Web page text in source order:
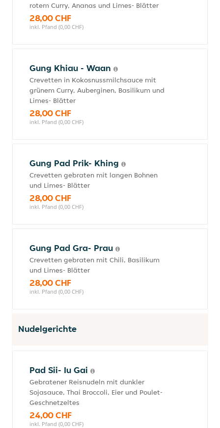
rotem Curry, Ananas und Limes- Blätter
28,00 CHF
inkl. Pfand (0,00 CHF)
Gung Khiau - Waan
Crevetten in Kokosnussmilchsauce mit
grünem Curry, Auberginen, Basilikum und
Limes- Blätter
28,00 CHF
inkl. Pfand (0,00 CHF)
Gung Pad Prik- Khing
Crevetten gebraten mit langen Bohnen
und Limes- Blätter
28,00 CHF
inkl. Pfand (0,00 CHF)
Gung Pad Gra- Prau
Crevetten gebraten mit Chili, Basilikum
und Limes- Blätter
28,00 CHF
inkl. Pfand (0,00 CHF)
Nudelgerichte
Pad Sii- Iu Gai
Gebratener Reisnudeln mit dunkler
Sojasauce, Thai Broccoli, Eier und Poulet-
Geschnetzeltes
24,00 CHF
inkl. Pfand (0,00 CHF)